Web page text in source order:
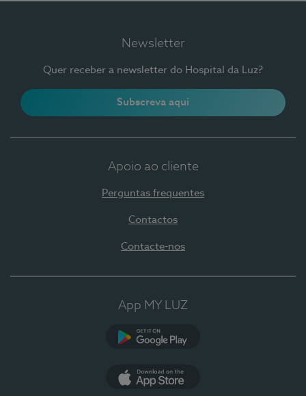
Newsletter
Quer receber a newsletter do Hospital da Luz?
Subscreva aqui
Apoio ao cliente
Perguntas frequentes
Contactos
Contacte-nos
App MY LUZ